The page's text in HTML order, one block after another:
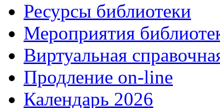
Ресурсы библиотеки
Мероприятия
Виртуальная
Продление on-line
Календарь 2026